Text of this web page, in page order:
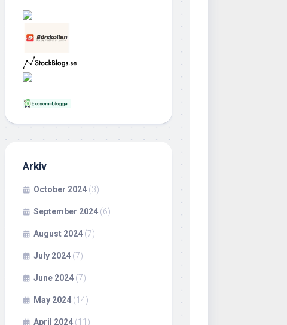
Arkiv
October 2024 (3)
September 2024 (6)
August 2024 (7)
July 2024 (7)
June 2024 (7)
May 2024 (14)
April 2024 (11)